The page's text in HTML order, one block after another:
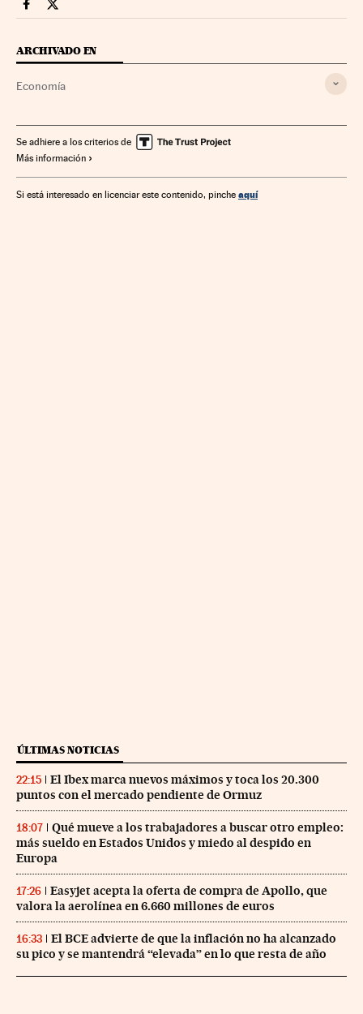
Economia Cinco Días en Facebook
Economia Cinco Días en Twitter
ARCHIVADO EN
Economía
Se adhiere a los criterios de
Más información
Si está interesado en licenciar este contenido, pinche aquí
ÚLTIMAS NOTICIAS
22:15
El Ibex marca nuevos máximos y toca los 20.300
puntos con el mercado pendiente de Ormuz
18:07
Qué mueve a los trabajadores a buscar otro empleo:
más sueldo en Estados Unidos y miedo al despido en
Europa
17:26
Easyjet acepta la oferta de compra de Apollo, que
valora la aerolínea en 6.660 millones de euros
16:33
El BCE advierte de que la inflación no ha alcanzado
su pico y se mantendrá “elevada” en lo que resta de año